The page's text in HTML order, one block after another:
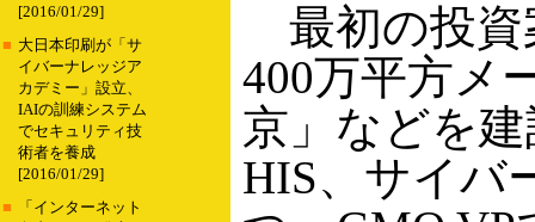
[2016/01/29]
■ 大日本印刷が「サ
イバーナレッジア
カデミー」設立、
IAIの訓練システム
でセキュリティ技
術者を養成
[2016/01/29]
■
「インターネット
最初の投資
400万平方メ
京」などを
HIS、サイバ